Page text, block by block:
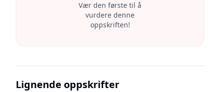
Vær den første til å
vurdere denne
oppskriften!
Lignende oppskrifter